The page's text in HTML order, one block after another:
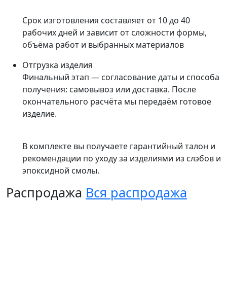
Срок изготовления составляет от 10 до 40
рабочих дней и зависит от сложности формы,
объёма работ и выбранных материалов
Отгрузка изделия
Финальный этап — согласование даты и способа
получения: самовывоз или доставка. После
окончательного расчёта мы передаём готовое
изделие.
В комплекте вы получаете гарантийный талон и
рекомендации по уходу за изделиями из слэбов и
эпоксидной смолы.
Распродажа Вся распродажа